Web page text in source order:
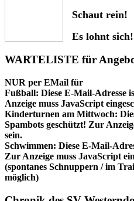
Schaut rein!
Es lohnt sich!
WARTELISTE für
NUR per EMail für
Fußball: Diese E-Mail-Adresse
Anzeige muss JavaScript
Kinderturnen am Mittwoch:
Spambots geschützt! Zur
sein.
Schwimmen: Diese E-Mail-
Zur Anzeige muss JavaScript
(spontanes Schnuppern / im
möglich)